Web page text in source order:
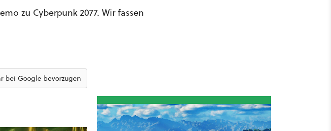
zu Cyberpunk 2077. Wir fassen
bei Google bevorzugen